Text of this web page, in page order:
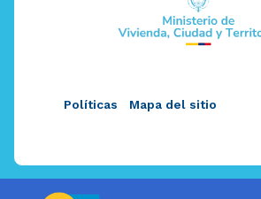
Políticas Mapa del sitio